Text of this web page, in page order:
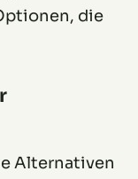
die
Alternativen